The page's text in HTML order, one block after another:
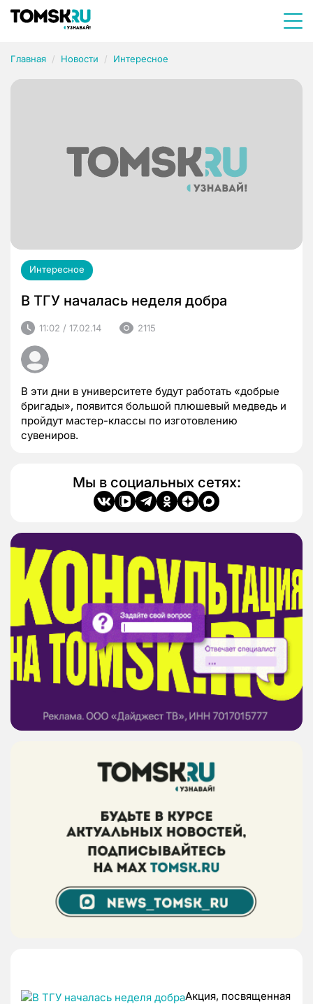
Главная Новости Интересное
Интересное
В ТГУ началась неделя добра
11:02 / 17.02.14 2115
В эти дни в университете будут работать «добрые
бригады», появится большой плюшевый медведь и
пройдут мастер-классы по изготовлению
сувениров.
Мы в социальных сетях:
Акция, посвященная